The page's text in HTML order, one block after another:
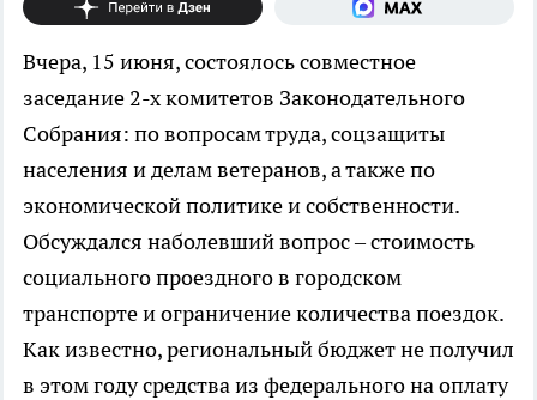
Вчера, 15 июня, состоялось совместное
заседание 2-х комитетов Законодательного
Собрания: по вопросам труда, соцзащиты
населения и делам ветеранов, а также по
экономической политике и собственности.
Обсуждался наболевший вопрос – стоимость
социального проездного в городском
транспорте и ограничение количества поездок.
Как известно, региональный бюджет не получил
в этом году средства из федерального на оплату